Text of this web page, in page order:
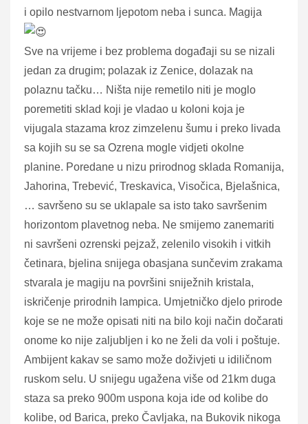
i opilo nestvarnom ljepotom neba i sunca. Magija
Sve na vrijeme i bez problema događaji su se nizali
jedan za drugim; polazak iz Zenice, dolazak na
polaznu tačku… Ništa nije remetilo niti je moglo
poremetiti sklad koji je vladao u koloni koja je
vijugala stazama kroz zimzelenu šumu i preko livada
sa kojih su se sa Ozrena mogle vidjeti okolne
planine. Poredane u nizu prirodnog sklada Romanija,
Jahorina, Trebević, Treskavica, Visočica, Bjelašnica,
… savršeno su se uklapale sa isto tako savršenim
horizontom plavetnog neba. Ne smijemo zanemariti
ni savršeni ozrenski pejzaž, zelenilo visokih i vitkih
četinara, bjelina snijega obasjana sunčevim zrakama
stvarala je magiju na površini sniježnih kristala,
iskričenje prirodnih lampica. Umjetničko djelo prirode
koje se ne može opisati niti na bilo koji način dočarati
onome ko nije zaljubljen i ko ne želi da voli i poštuje.
Ambijent kakav se samo može doživjeti u idiličnom
ruskom selu. U snijegu ugažena više od 21km duga
staza sa preko 900m uspona koja ide od kolibe do
kolibe, od Barica, preko Čavljaka, na Bukovik nikoga